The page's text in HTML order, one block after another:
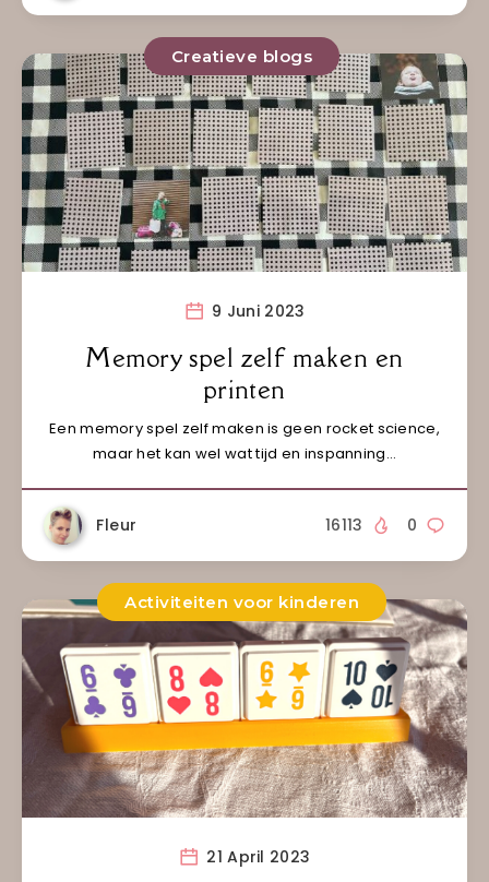
Creatieve blogs
9 Juni 2023
Memory spel zelf maken en
printen
Een memory spel zelf maken is geen rocket science,
maar het kan wel wat tijd en inspanning…
Fleur 0
16113
Activiteiten voor kinderen
21 April 2023